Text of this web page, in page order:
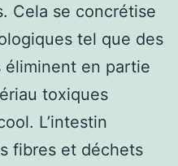
Cela se concrétise
tel que des
éliminent en partie
toxiques
L’intestin
fibres et déchets